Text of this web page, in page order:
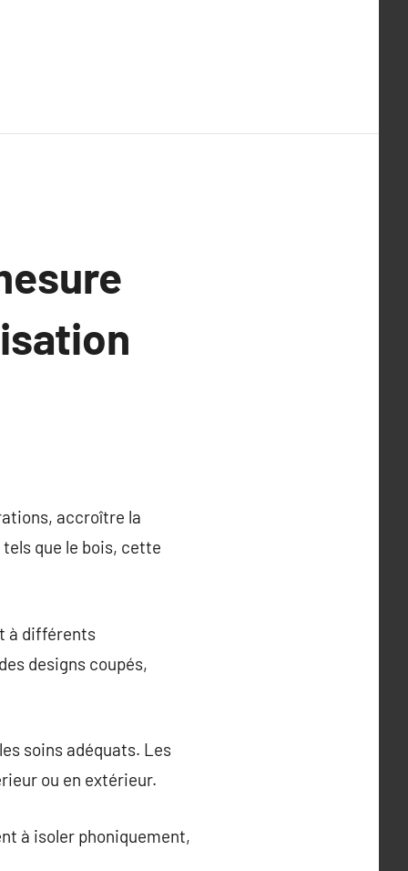
accroître la
que le bois, cette
à différents
designs coupés,
soins adéquats. Les
ou en extérieur.
à isoler phoniquement,